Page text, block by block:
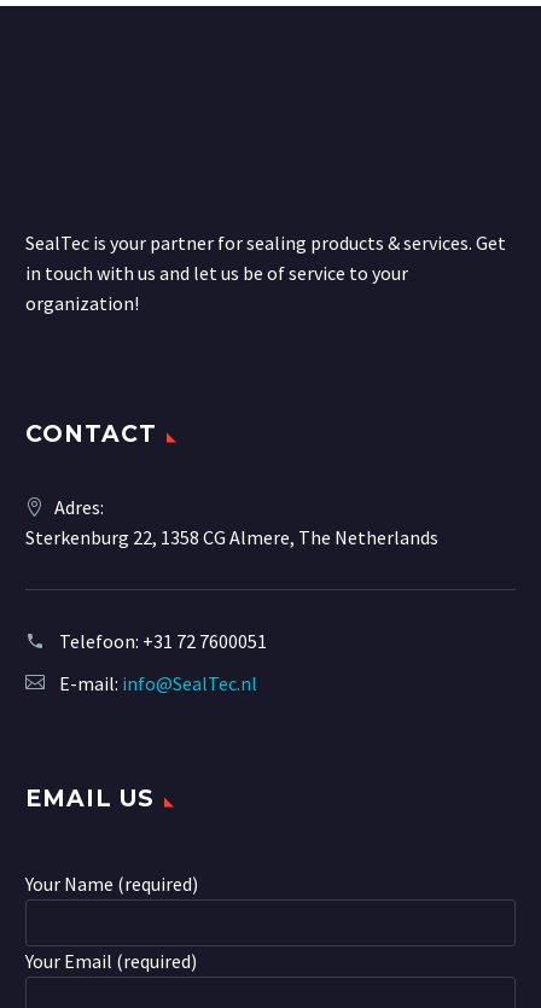
SealTec is your partner for sealing products & services. Get
in touch with us and let us be of service to your
organization!
CONTACT
Adres:
Sterkenburg 22, 1358 CG Almere, The Netherlands
Telefoon: +31 72 7600051
E-mail: info@SealTec.nl
EMAIL US
Your Name (required)
Your Email (required)